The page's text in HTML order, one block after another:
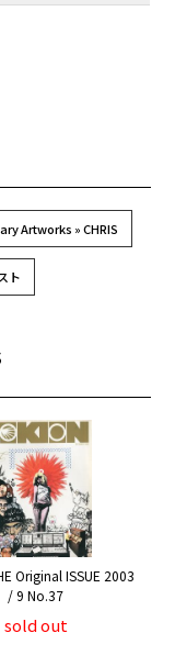
Artworks » CHRIS
ト
Original ISSUE 2003
/ 9 No.37
sold out